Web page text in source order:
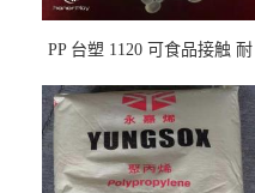
PP 台塑 1120 可食品接触 耐